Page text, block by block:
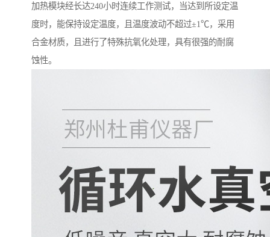
加热模块经长达240小时连续工作测试，当达到所设定温
度时，能保持设定温度，且温度波动不超过±1℃，采用
合金材质，且进行了特殊抗氧化处理，具有很强的耐腐
蚀性。